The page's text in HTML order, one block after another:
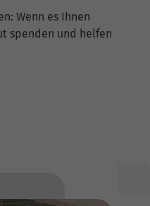
Wenn es Ihnen
spenden und helfen